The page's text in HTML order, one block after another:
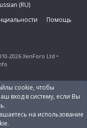
(RU)
Помощь
2026 XenForo Ltd
cookie, чтобы
вход в систему, если Вы
на использование